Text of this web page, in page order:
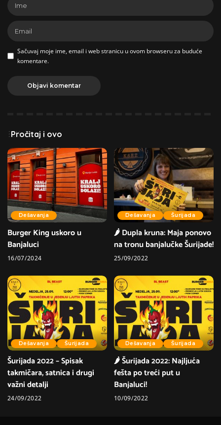
Sačuvaj moje ime, email i web stranicu u ovom browseru za buduće
komentare.
Pročitaj i ovo
Dešavanja
Burger King uskoro u
Banjaluci
16/07/2024
Dešavanja Šurijada
🌶 Dupla kruna: Maja ponovo
na tronu banjalučke Šurijade!
25/09/2022
Dešavanja Šurijada
Šurijada 2022 – Spisak
takmičara, satnica i drugi
važni detalji
24/09/2022
Dešavanja Šurijada
🌶 Šurijada 2022: Najljuća
fešta po treći put u
Banjaluci!
10/09/2022